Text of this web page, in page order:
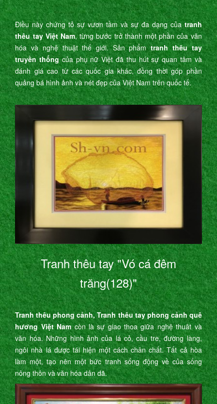
Điều này chứng tỏ sự vươn tầm và sự đa dạng củatranh
thêu tay Việt Nam, từng bước trở thành một phần của văn
hóa và nghệ thuật thế giới. Sản phẩmtranh thêu tay
truyền thốngcủa phụ nữ Việt đã thu hút sự quan tâm và
đánh giá cao từ các quốc gia khác, đồng thời góp phần
quảng bá hình ảnh và nét đẹp của Việt Nam trên quốc tế.
Tranh thêu tay "Vó cá đêm
trăng(128)"
Tranh thêu phong cảnh, Tranh thêu tay phong cảnh quê
hương Việt Namcòn là sự giao thoa giữa nghệ thuât và
văn hóa. Những hình ảnh của lá cỏ, cầu tre, đường làng,
ngôi nhà lá được tái hiện một cách chân chất. Tất cả hòa
làm một, tạo nên một bức tranh sống động về của sống
nông thôn và văn hóa dân dã.